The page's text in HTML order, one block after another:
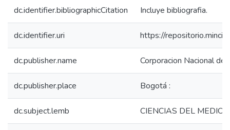
dc.identifier.bibliographicCitation Incluye bibliografia.
dc.identifier.uri https://
dc.publisher.name Corporacion Nacional
dc.publisher.place Bogotá :
dc.subject.lemb CIENCIAS DEL MEDIO